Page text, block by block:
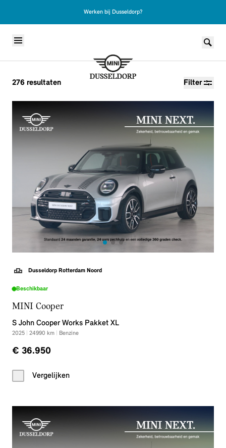
Werken bij Dusseldorp?
276 resultaten Filter
Dusseldorp Rotterdam Noord
Beschikbaar
MINI Cooper
S John Cooper Works Pakket XL
2025 24990 km Benzine
€ 36.950
Vergelijken